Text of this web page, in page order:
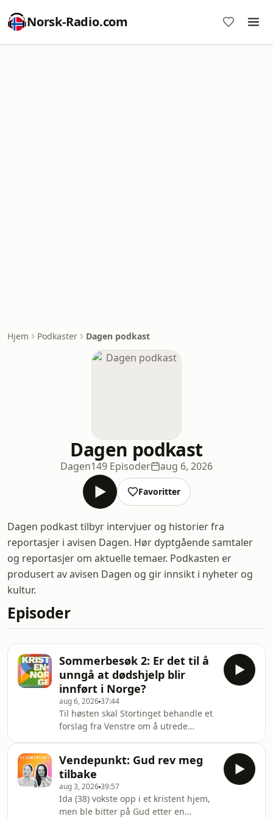
Norsk-Radio.com
Hjem Podkaster Dagen podkast
Dagen podkast
Dagen149 Episoder aug 6, 2026
Favoritter
Dagen podkast tilbyr intervjuer og historier fra
reportasjer i avisen Dagen. Hør dyptgående samtaler
og reportasjer om aktuelle temaer. Podkasten er
produsert av avisen Dagen og gir innsikt i nyheter og
kultur.
Episoder
Sommerbesøk 2: Er det til å
unngå at dødshjelp blir
innført i Norge?
aug 6, 202637:44
Til høsten skal Stortinget behandle et
forslag fra Venstre om å utrede
prinsipielt har gått inn for en slik
legalisering, men meningsmålinger
har vist flertall i befolkningen. Blant
leger har støtten økt de siste årene,
ifølge en meningsmåling fra 2025.En
Vendepunkt: Gud rev meg
tilbake
aug 3, 202639:57
Ida (38) vokste opp i et kristent hjem,
men ble bitter på Gud etter en